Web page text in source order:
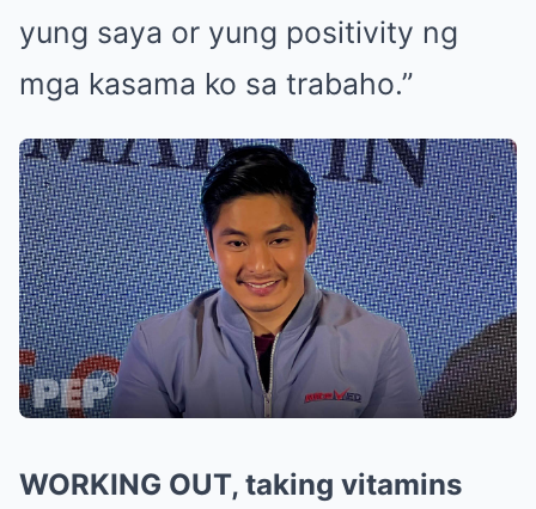
yung saya or yung positivity ng
mga kasama ko sa trabaho.”
WORKING OUT, taking vitamins